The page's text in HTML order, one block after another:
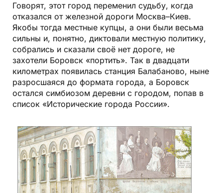
Говорят, этот город переменил судьбу, когда
отказался от железной дороги Москва–Киев.
Якобы тогда местные купцы, а они были весьма
сильны и, понятно, диктовали местную политику,
собрались и сказали своё нет дороге, не
захотели Боровск «портить». Так в двадцати
километрах появилась станция Балабаново, ныне
разросшаяся до формата города, а Боровск
остался симбиозом деревни с городом, попав в
список «Исторические города России».